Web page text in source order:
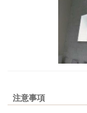
注意事項